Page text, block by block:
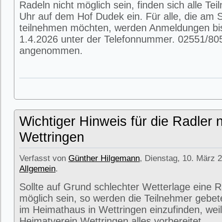
Radeln nicht möglich sein, finden sich alle
Uhr auf dem Hof Dudek ein. Für alle, die am
teilnehmen möchten, werden Anmeldungen
1.4.2026 unter der Telefonnummer. 02551/
angenommen.
Wichtiger Hinweis für die Radler
Wettringen
Verfasst von Günther Hilgemann, Dienstag, 10. März
Allgemein.
Sollte auf Grund schlechter Wetterlage eine
möglich sein, so werden die Teilnehmer
im Heimathaus in Wettringen einzufinden,